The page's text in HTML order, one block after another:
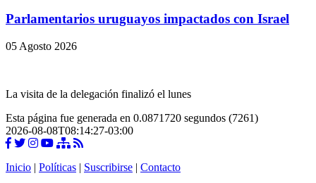
Parlamentarios uruguayos impactados con Israel
05 Agosto 2026
La visita de la delegación finalizó el lunes
Esta página fue generada en 0.0871720 segundos (7261)
2026-08-08T08:14:27-03:00
Inicio | Políticas | Suscribirse | Contacto